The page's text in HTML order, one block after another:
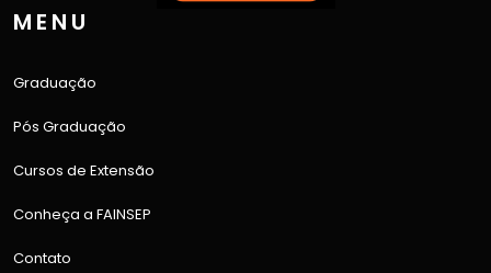
MENU
Graduação
Pós Graduação
Cursos de Extensão
Conheça a FAINSEP
Contato